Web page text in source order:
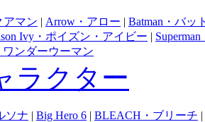
アマン | Arrow・アロー | Batman・バッ
Ivy・ポイズン・アイビー |
ワンダーウーマン
ラクター
ソナ | Big Hero 6 | BLEACH・ブリーチ |